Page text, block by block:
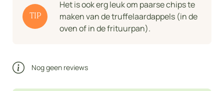
TIP
Het is ook erg leuk om paarse chips te
maken van de truffelaardappels (in de
oven of in de frituurpan).
Nog geen reviews